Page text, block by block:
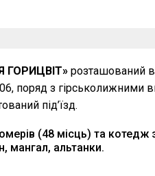
ГОРИЦВІТ» розташований
поряд з гірськолижними
під’їзд.
(48 місць) та котедж
мангал, альтанки.